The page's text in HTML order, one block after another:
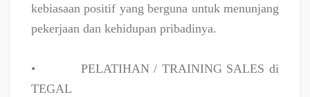
kebiasaan positif yang berguna untuk menunjang
pekerjaan dan kehidupan pribadinya.
•
PELATIHAN / TRAINING SALES di
TEGAL